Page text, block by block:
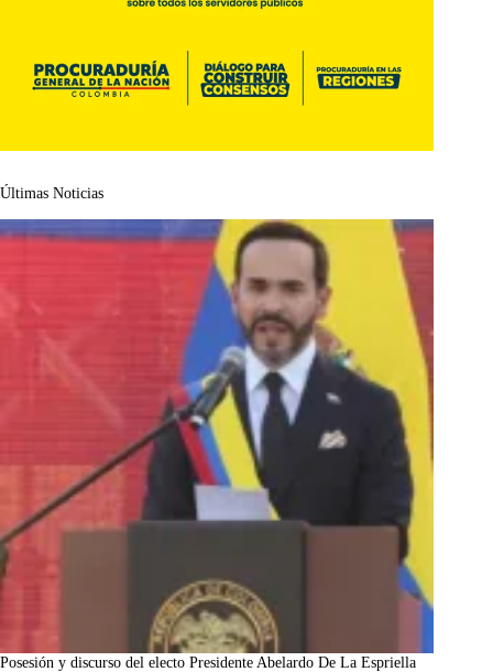
Últimas Noticias
Posesión y discurso del electo Presidente Abelardo De La Espriella